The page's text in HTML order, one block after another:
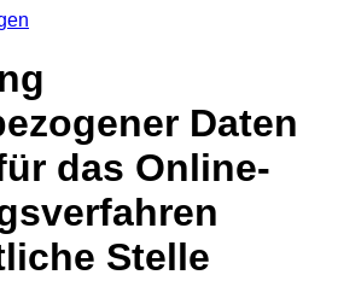
Daten
das Online-
Stelle